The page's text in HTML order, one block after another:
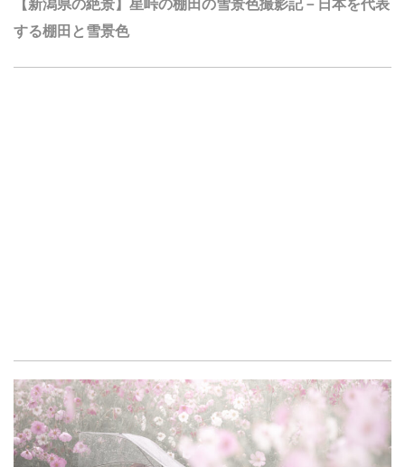
【新潟県の絶景】星峠の棚田の雪景色撮影記－日本を代表
する棚田と雪景色